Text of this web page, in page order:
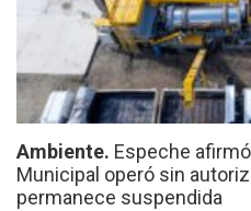
Ambiente. Espeche
Municipal operó sin
permanece suspendida